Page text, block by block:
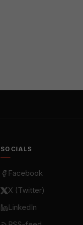
SOCIALS
Facebook
X (Twitter)
LinkedIn